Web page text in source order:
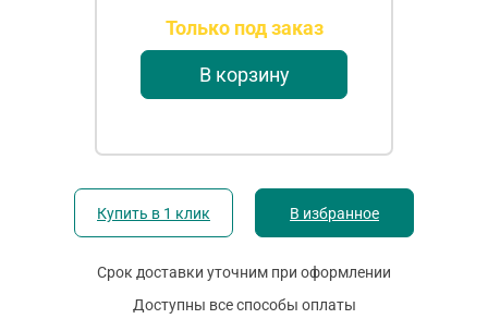
Только под заказ
В корзину
Купить в 1 клик В избранное
Срок доставки уточним при оформлении
Доступны все способы оплаты